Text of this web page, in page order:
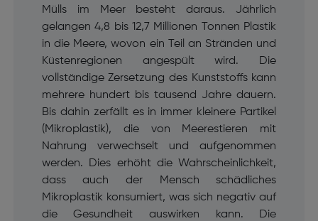
Mülls im Meer besteht daraus. Jährlich
gelangen 4,8 bis 12,7 Millionen Tonnen Plastik
in die Meere, wovon ein Teil an Stränden und
Küstenregionen angespült wird. Die
vollständige Zersetzung des Kunststoffs kann
mehrere hundert bis tausend Jahre dauern.
Bis dahin zerfällt es in immer kleinere Partikel
(Mikroplastik), die von Meerestieren mit
Nahrung verwechselt und aufgenommen
werden. Dies erhöht die Wahrscheinlichkeit,
dass auch der Mensch schädliches
Mikroplastik konsumiert, was sich negativ auf
die Gesundheit auswirken kann. Die